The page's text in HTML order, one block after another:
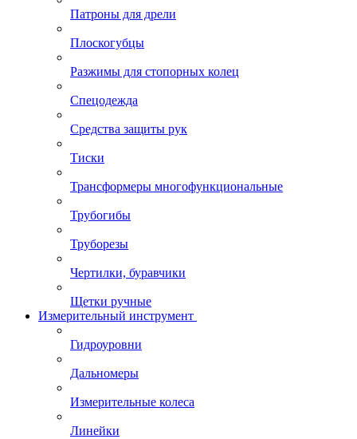
Патроны для дрели
Плоскогубцы
Разжимы для стопорных колец
Спецодежда
Средства защиты рук
Тиски
Трансформеры многофункциональные
Трубогибы
Труборезы
Чертилки, буравчики
Щетки ручные
Измерительный инструмент
Гидроуровни
Дальномеры
Измерительные колеса
Линейки